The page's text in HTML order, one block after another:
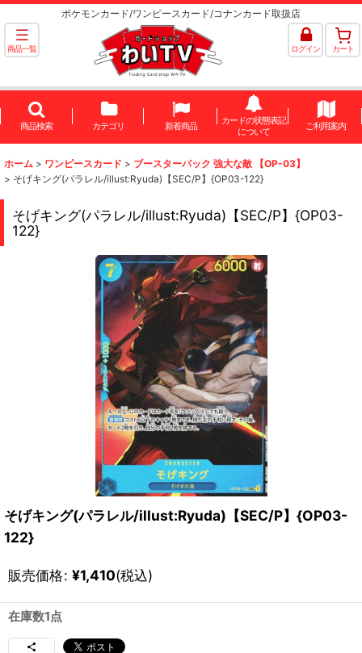
ポケモンカード/ワンピースカード/コナンカード取扱店
商品一覧 ログイン カート
商品検索 カテゴリ 新着商品
カードの状態表記
について
ご利用案内
ホーム > ワンピースカード > ブースターパック 強大な敵 【OP-03】
> そげキング(パラレル/illust:Ryuda)【SEC/P】{OP03-122}
そげキング(パラレル/illust:Ryuda)【SEC/P】{OP03-
122}
そげキング(パラレル/illust:Ryuda)【SEC/P】{OP03-
122}
販売価格: ¥1,410(税込)
在庫数1点